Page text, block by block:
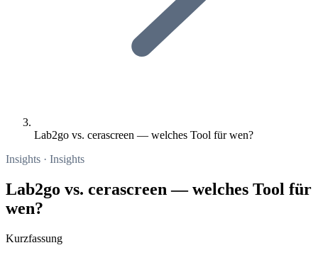
Lab2go vs. cerascreen — welches Tool für wen?
Insights · Insights
Lab2go vs. cerascreen — welches Tool für
wen?
Kurzfassung